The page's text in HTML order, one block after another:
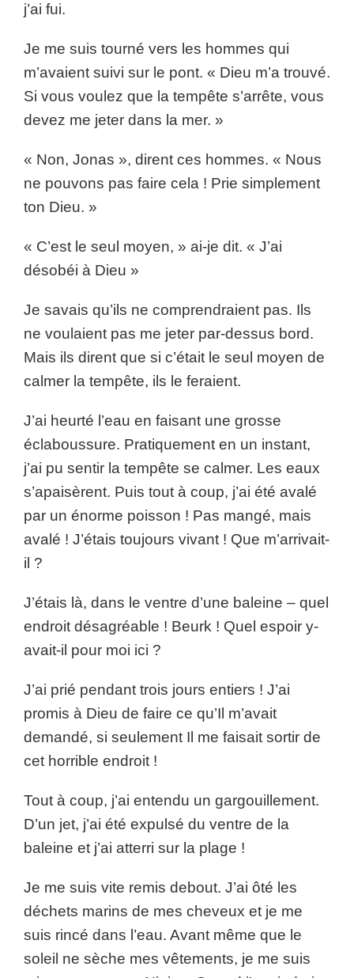
j’ai fui.
Je me suis tourné vers les hommes qui
m’avaient suivi sur le pont. « Dieu m’a trouvé.
Si vous voulez que la tempête s’arrête, vous
devez me jeter dans la mer. »
« Non, Jonas », dirent ces hommes. « Nous
ne pouvons pas faire cela ! Prie simplement
ton Dieu. »
« C’est le seul moyen, » ai-je dit. « J’ai
désobéi à Dieu »
Je savais qu’ils ne comprendraient pas. Ils
ne voulaient pas me jeter par-dessus bord.
Mais ils dirent que si c’était le seul moyen de
calmer la tempête, ils le feraient.
J’ai heurté l’eau en faisant une grosse
éclaboussure. Pratiquement en un instant,
j’ai pu sentir la tempête se calmer. Les eaux
s’apaisèrent. Puis tout à coup, j’ai été avalé
par un énorme poisson ! Pas mangé, mais
avalé ! J’étais toujours vivant ! Que m’arrivait-
il ?
J’étais là, dans le ventre d’une baleine – quel
endroit désagréable ! Beurk ! Quel espoir y-
avait-il pour moi ici ?
J’ai prié pendant trois jours entiers ! J’ai
promis à Dieu de faire ce qu’Il m’avait
demandé, si seulement Il me faisait sortir de
cet horrible endroit !
Tout à coup, j’ai entendu un gargouillement.
D’un jet, j’ai été expulsé du ventre de la
baleine et j’ai atterri sur la plage !
Je me suis vite remis debout. J’ai ôté les
déchets marins de mes cheveux et je me
suis rincé dans l’eau. Avant même que le
soleil ne sèche mes vêtements, je me suis